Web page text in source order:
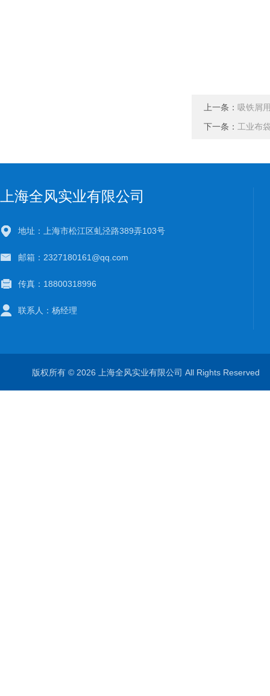
上一条： 吸铁屑
下一条： 工业布
上海全风实业有限公司
地址：上海市松江区虬泾路389弄103号
邮箱：2327180161@qq.com
传真：18800318996
联系人：杨经理
版权所有 © 2026 上海全风实业有限公司 All Rights